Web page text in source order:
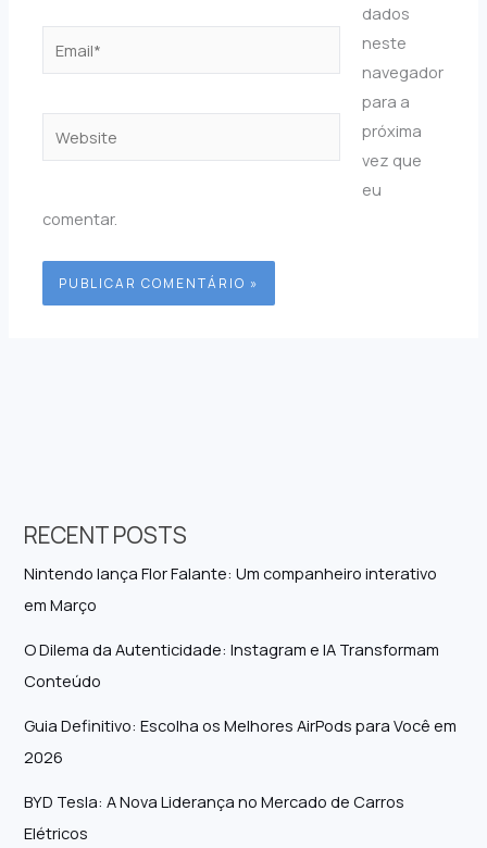
dados
neste
navegador
para a
próxima
vez que
eu
comentar.
RECENT POSTS
Nintendo lança Flor Falante: Um companheiro interativo
em Março
O Dilema da Autenticidade: Instagram e IA Transformam
Conteúdo
Guia Definitivo: Escolha os Melhores AirPods para Você em
2026
BYD Tesla: A Nova Liderança no Mercado de Carros
Elétricos